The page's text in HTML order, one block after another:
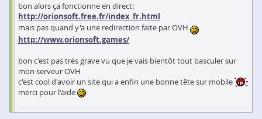
bon alors ça fonctionne en direct:
http://orionsoft.free.fr/index_fr.html
mais pas quand y'a une redirection faite par OVH
http://www.orionsoft.games/
bon c'est pas très grave vu que je vais bientôt tout basculer sur
mon serveur OVH
c'est cool d'avoir un site qui a enfin une bonne tête sur mobile
merci pour l'aide